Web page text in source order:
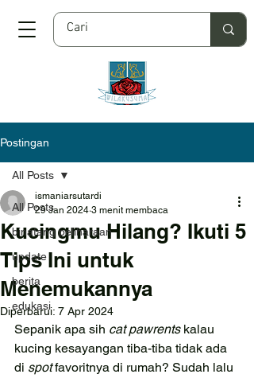
Postingan
All Posts
binatang peliharaan
update
berita
edukasi
All Posts
Kucingmu Hilang? Ikuti 5
Tips Ini untuk
Menemukannya
ismaniarsutardi
29 Jan 2024 3 menit membaca
Diperbarui: 7 Apr 2024
Sepanik apa sih cat pawrents kalau
kucing kesayangan tiba-tiba tidak ada
di spot favoritnya di rumah? Sudah lalu